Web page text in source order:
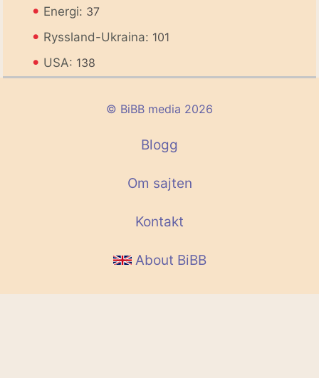
• Energi: 37
• Ryssland-Ukraina: 101
• USA: 138
© BiBB media 2026
Blogg
Om sajten
Kontakt
About BiBB